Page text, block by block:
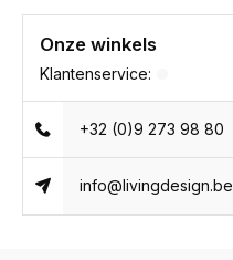
Onze winkels
Klantenservice:
+32 (0)9 273 98 80
info@livingdesign.be